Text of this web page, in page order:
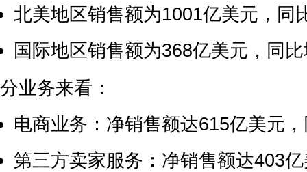
北美地区销售额为1001亿美元，同
国际地区销售额为368亿美元，同
分业务来看：
电商业务：净销售额达615亿美元
第三方卖家服务：净销售额达403